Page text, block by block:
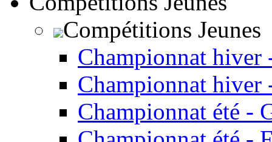
Compétitions Jeunes
Championnat hiver
Championnat hiver
Championnat été -